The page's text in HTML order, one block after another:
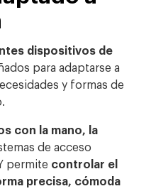
dispositivos de
para adaptarse a
y formas de
con la mano, la
de acceso
permite controlar el
precisa, cómoda